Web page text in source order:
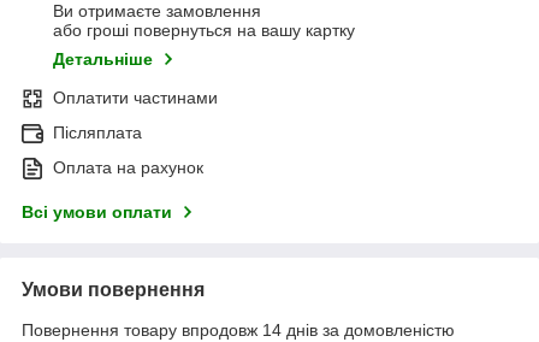
Ви отримаєте замовлення
або гроші повернуться на вашу картку
Детальніше
Оплатити частинами
Післяплата
Оплата на рахунок
Всі умови оплати
Умови повернення
Повернення товару впродовж 14 днів за домовленістю